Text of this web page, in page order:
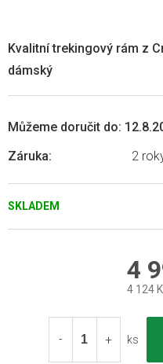
SKLADEM
Můžeme doručit do:
Záruka: 2
Kvalitní trekingový rám z
dámský
4
4 124
cena:
ks